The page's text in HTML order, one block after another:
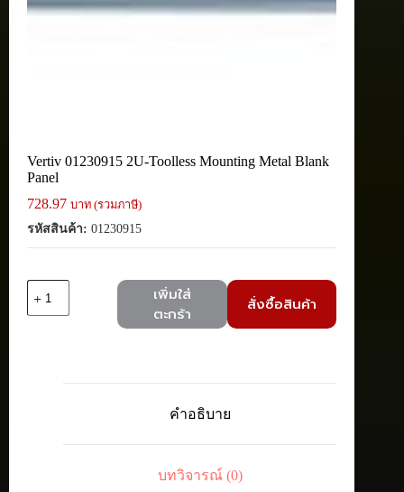
Vertiv 01230915 2U-Toolless Mounting Metal Blank
Panel
728.97 บาท (รวมภาษี)
รหัสสินค้า: 01230915
Vertiv
เพิ่มใส่
ตะกร้า
สั่งซื้อสินค้า
คำอธิบาย
บทวิจารณ์ (0)